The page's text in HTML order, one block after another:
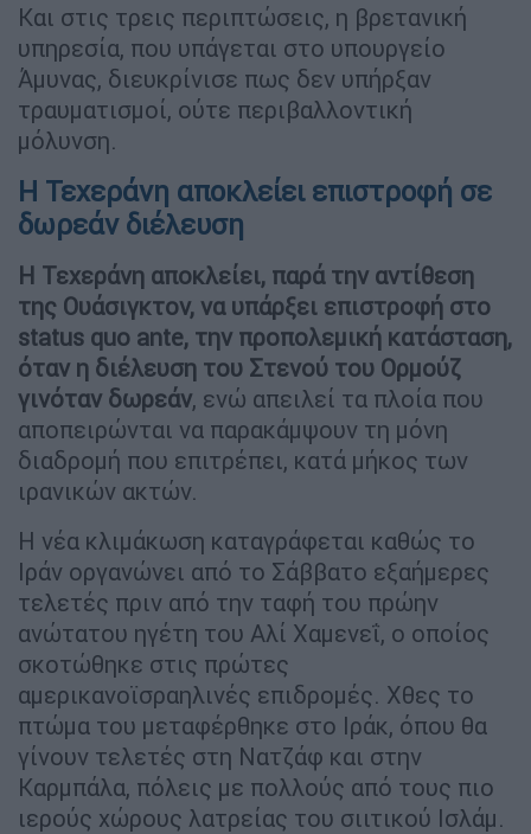
Και στις τρεις περιπτώσεις, η βρετανική
υπηρεσία, που υπάγεται στο υπουργείο
Άμυνας, διευκρίνισε πως δεν υπήρξαν
τραυματισμοί, ούτε περιβαλλοντική
μόλυνση.
Η Τεχεράνη αποκλείει επιστροφή σε
δωρεάν διέλευση
Η Τεχεράνη αποκλείει, παρά την αντίθεση
της Ουάσιγκτον, να υπάρξει επιστροφή στο
status quo ante, την προπολεμική κατάσταση,
όταν η διέλευση του Στενού του Ορμούζ
γινόταν δωρεάν, ενώ απειλεί τα πλοία που
αποπειρώνται να παρακάμψουν τη μόνη
διαδρομή που επιτρέπει, κατά μήκος των
ιρανικών ακτών.
Η νέα κλιμάκωση καταγράφεται καθώς το
Ιράν οργανώνει από το Σάββατο εξαήμερες
τελετές πριν από την ταφή του πρώην
ανώτατου ηγέτη του Αλί Χαμενεΐ, ο οποίος
σκοτώθηκε στις πρώτες
αμερικανοϊσραηλινές επιδρομές. Χθες το
πτώμα του μεταφέρθηκε στο Ιράκ, όπου θα
γίνουν τελετές στη Νατζάφ και στην
Καρμπάλα, πόλεις με πολλούς από τους πιο
ιερούς χώρους λατρείας του σιιτικού Ισλάμ.